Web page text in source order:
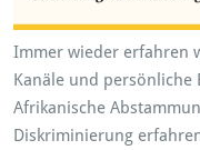
Immer wieder erfahren
Kanäle und
Afrikanische
Diskriminierung